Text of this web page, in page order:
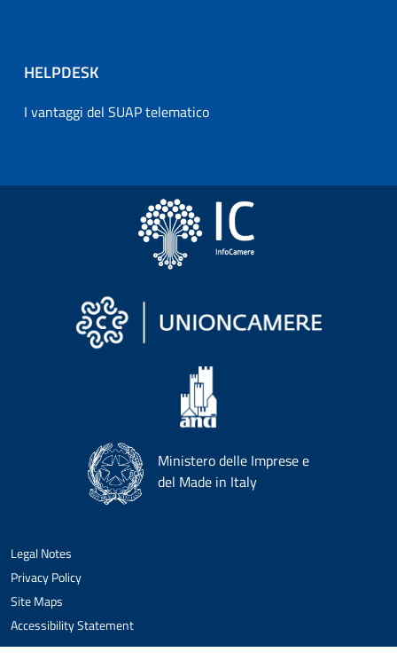
HELPDESK
I vantaggi del SUAP telematico
Ministero delle Imprese e
del Made in Italy
Legal Notes
Privacy Policy
Site Maps
Accessibility Statement